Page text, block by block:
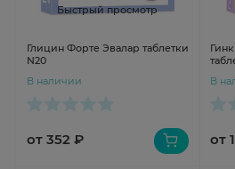
Быстрый просмотр
Глицин Форте Эвалар таблетки
N20
В наличии
от 352 ₽
В
от